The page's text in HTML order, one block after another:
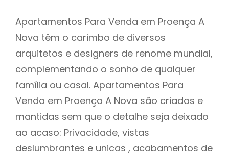
Apartamentos Para Venda em Proença A
Nova têm o carimbo de diversos
arquitetos e designers de renome mundial,
complementando o sonho de qualquer
família ou casal. Apartamentos Para
Venda em Proença A Nova são criadas e
mantidas sem que o detalhe seja deixado
ao acaso: Privacidade, vistas
deslumbrantes e unicas , acabamentos de